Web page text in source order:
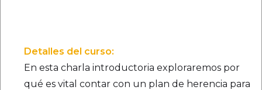
Detalles del curso:
En esta charla introductoria exploraremos por
qué es vital contar con un plan de herencia para